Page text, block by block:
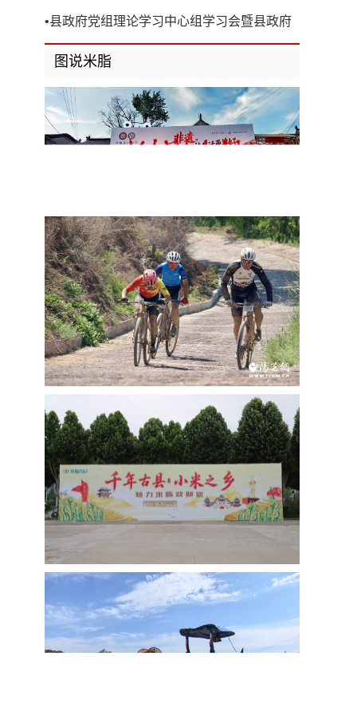
•县政府党组理论学习中心组学习会暨县政府
第8次党组（扩大）会议召开
图说米脂